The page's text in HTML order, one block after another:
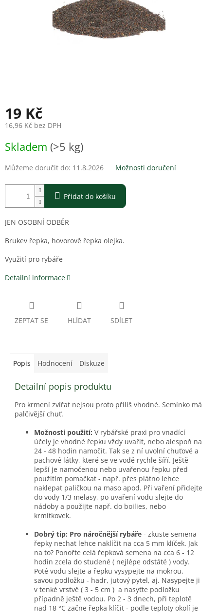
19 Kč
16,96 Kč bez DPH
cena:
Skladem (>5 kg)
Můžeme doručit do: 11.8.2026 Možnosti doručení
Přidat do košíku
JEN OSOBNÍ ODBĚR
Brukev řepka, hovorově řepka olejka.
Využití pro rybáře
Detailní informace
ZEPTAT SE HLÍDAT SDÍLET
Popis Hodnocení Diskuze
Detailní popis produktu
Pro krmení zvířat nejsou proto příliš vhodné. Semínko má
palčivější chuť.
Možnosti použití: V rybářské praxi pro vnadící
účely je vhodné řepku vždy uvařit, nebo alespoň na
24 - 48 hodin namočit. Tak se z ní uvolní chuťové a
pachové látky, které se ve vodě rychle šíří. Ještě
lepší je namočenou nebo uvařenou řepku před
použitím pomačkat - např. přes plátno lehce
naklepat paličkou na maso apod. Při vaření přidejte
do vody 1/3 melasy, po uvaření vodu slejte do
nádoby a použijte např. do boilies, nebo
krmítkovek.
Dobrý tip: Pro náročnější rybáře - zkuste semena
řepky nechat lehce naklíčit na cca 5 mm klíček. Jak
na to? Ponořte celá řepková semena na cca 6 - 12
hodin zcela do studené ( nejlépe odstáté ) vody.
Poté vodu slejte a řepku vysypejte na mokrou,
savou podložku - hadr, jutový pytel, aj. Nasypejte ji
v tenké vrstvě ( 3 - 5 cm ) a nasyťte podložku
případně ještě vodou. Po 2 - 3 dnech, při teplotě
nad 18 °C začne řepka klíčit - podle teploty okolí je